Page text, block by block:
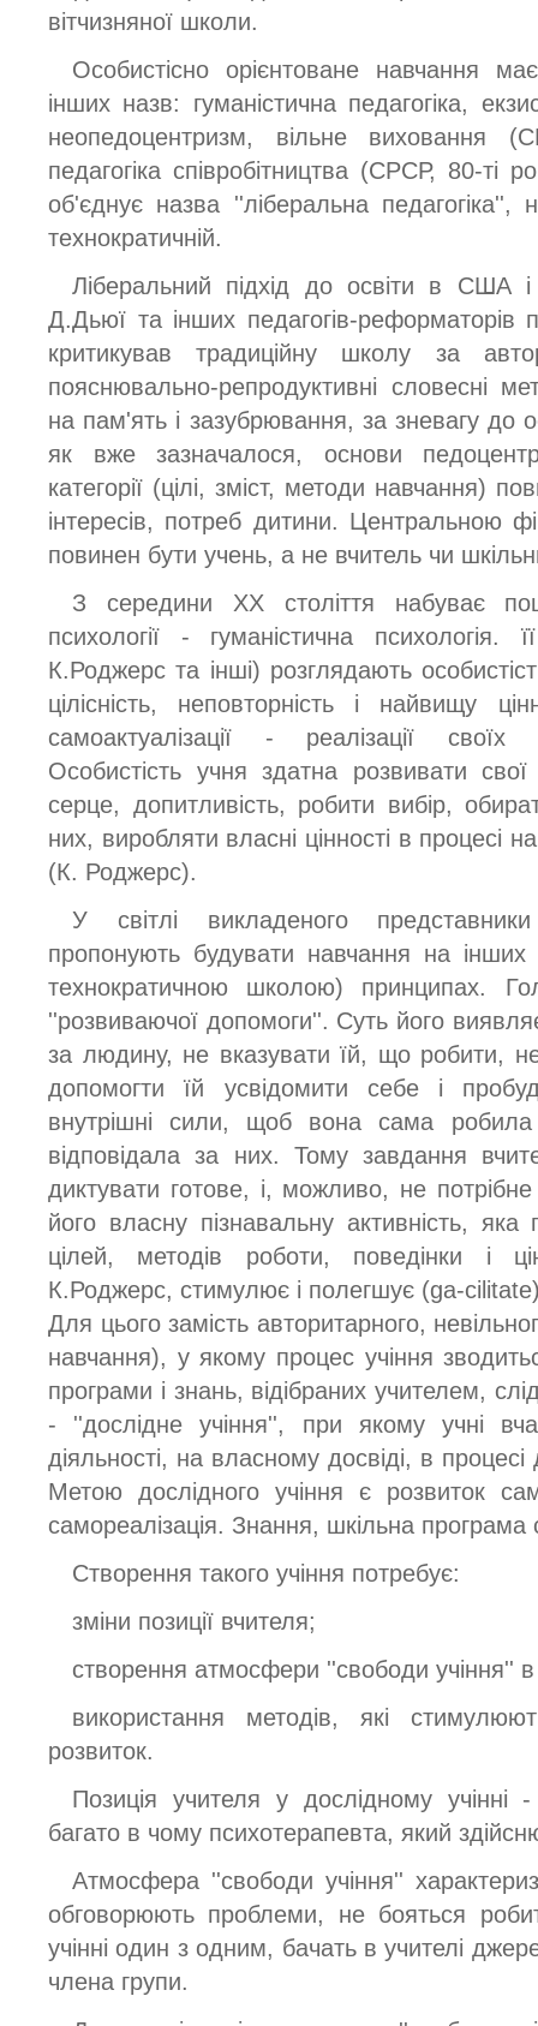
вітчизняної школи.
Особистісно орієнтоване навчання
інших назв: гуманістична педагогіка,
неопедоцентризм, вільне виховання
педагогіка співробітництва (СРСР, 80-ті
об'єднує назва ''ліберальна педагогіка'',
технократичній.
Ліберальний підхід до освіти в США і
Д.Дьюї та інших педагогів-реформаторів
критикував традиційну школу за
пояснювально-репродуктивні словесні
на пам'ять і зазубрювання, за зневагу до
як вже зазначалося, основи
категорії (цілі, зміст, методи навчання)
інтересів, потреб дитини. Центральною
повинен бути учень, а не вчитель чи
З середини XX століття набуває
психології - гуманістична психологія.
К.Роджерс та інші) розглядають
цілісність, неповторність і найвищу
самоактуалізації - реалізації
Особистість учня здатна розвивати
серце, допитливість, робити вибір,
них, виробляти власні цінності в процесі
(К. Роджерс).
У світлі викладеного представники
пропонують будувати навчання на інших
технократичною школою) принципах.
''розвиваючої допомоги''. Суть його
за людину, не вказувати їй, що робити,
допомогти їй усвідомити себе і
внутрішні сили, щоб вона сама
відповідала за них. Тому завдання
диктувати готове, і, можливо, не
його власну пізнавальну активність, яка
цілей, методів роботи, поведінки і
К.Роджерс, стимулює і полегшує (ga-cilitate)
Для цього замість авторитарного,
навчання), у якому процес учіння
програми і знань, відібраних учителем,
- ''дослідне учіння'', при якому учні
діяльності, на власному досвіді, в процесі
Метою дослідного учіння є розвиток
самореалізація. Знання, шкільна програма
Створення такого учіння потребує:
зміни позиції вчителя;
створення атмосфери ''свободи учіння'' в
використання методів, які
розвиток.
Позиція учителя у дослідному учінні
багато в чому психотерапевта, який
Атмосфера ''свободи учіння''
обговорюють проблеми, не бояться
учінні один з одним, бачать в учителі
члена групи.